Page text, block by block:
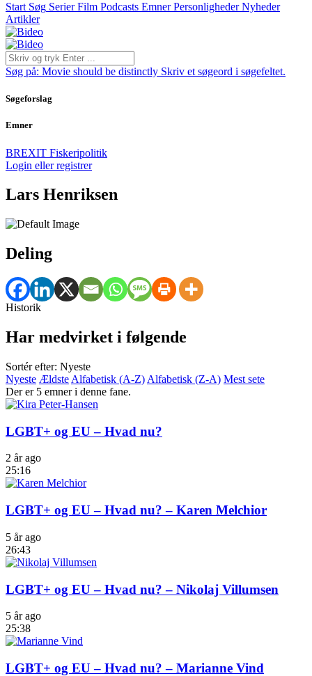
Start Søg Serier Film Podcasts Emner Personligheder Nyheder
Artikler
Søg på: Movie should be distinctly Skriv et søgeord i søgefeltet.
Søgeforslag
Emner
BREXIT Fiskeripolitik
Login eller registrer
Lars Henriksen
Deling
Historik
Har medvirket i følgende
Sortér efter: Nyeste
Nyeste Ældste Alfabetisk (A-Z) Alfabetisk (Z-A) Mest sete
Der er 5 emner i denne fane.
LGBT+ og EU – Hvad nu?
2 år ago
25:16
LGBT+ og EU – Hvad nu? – Karen Melchior
5 år ago
26:43
LGBT+ og EU – Hvad nu? – Nikolaj Villumsen
5 år ago
25:38
LGBT+ og EU – Hvad nu? – Marianne Vind